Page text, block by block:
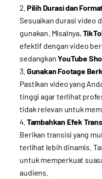
Pilih Durasi dan
Sesuaikan durasi video
gunakan. Misalnya,
efektif dengan video
sedangkanYouTube
Gunakan Footage
Pastikan video yang
tinggi agar terlihat
tidak relevan untuk
Tambahkan Efek
Berikan transisi yang
terlihat lebih dinamis.
untuk memperkuat
audiens.